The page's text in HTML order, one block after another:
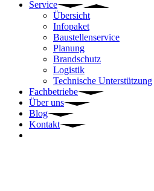
Service
Übersicht
Infopaket
Baustellenservice
Planung
Brandschutz
Logistik
Technische Unterstützung
Fachbetriebe
Über uns
Blog
Kontakt